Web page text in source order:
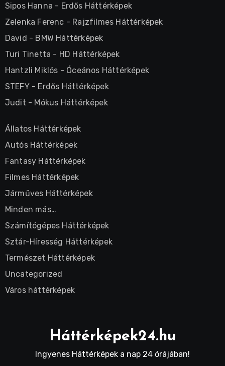
Sipos Hanna - Erdős Háttérképek
Zelenka Ferenc - Rajzfilmes Háttérképek
David - BMW Háttérképek
Turi Tinetta - HD Háttérképek
Hantzli Miklós - Óceános Háttérképek
STEFY- Erdős Háttérképek
Judit - Mókus Háttérképek
Állatos Háttérképek
Autós Háttérképek
Fantasy Háttérképek
Filmes Háttérképek
Járműves Háttérképek
Minden más…
Számítógépes Háttérképek
Sztár-Híresség Háttérképek
Természet Háttérképek
Uncategorized
Város háttérképek
Háttérképek24.hu
Ingyenes Háttérképek a nap 24 órájában!